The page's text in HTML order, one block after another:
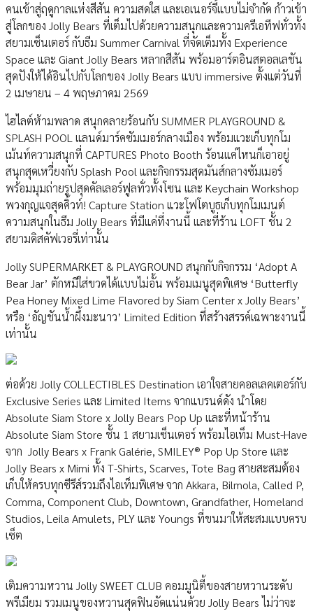
คนเข้าสู่ฤดูกาลแห่งสีสัน ความสดใส และเอเนอร์จี้แบบไม่จำกัด ก้าวเข้า
สู่โลกของ Jolly Bears ที่เต็มไปด้วยความสนุกและความครีเอทีฟทั่วทั้ง
สยามเซ็นเตอร์ กับธีม Summer Carnival ที่จัดเต็มทั้ง Experience
Space และ Giant Jolly Bears หลากสีสัน พร้อมอาร์ตอินสตอลเลชัน
สุดปังให้ได้อินไปกับโลกของ Jolly Bears แบบ immersive ตั้งแต่วันที่
2 เมษายน – 4 พฤษภาคม 2569
ไฮไลต์ห้ามพลาด สนุกคลายร้อนกับ SUMMER PLAYGROUND &
SPLASH POOL แลนด์มาร์คซัมเมอร์กลางเมือง พร้อมแวะเก็บทุกโม
เม้นท์ความสนุกที่ CAPTURES Photo Booth ร้อนแค่ไหนก็เอาอยู่
สนุกสุดเหวี่ยงกับ Splash Pool และกิจกรรมสุดมันส์กลางซัมเมอร์
พร้อมมุมถ่ายรูปสุดคัลเลอร์ฟูลทั่วทั้งโซน และ Keychain Workshop
พวงกุญแจสุดคิ้วท์! Capture Station แวะโฟโตบูธเก็บทุกโมเมนต์
ความสนุกในธีม Jolly Bears ที่มีแค่ที่งานนี้ และที่ร้าน LOFT ชั้น 2
สยามดิสคัฟเวอรี่เท่านั้น
Jolly SUPERMARKET & PLAYGROUND สนุกกับกิจกรรม ‘Adopt A
Bear Jar’ ตักหมีใส่ขวดได้แบบไม่อั้น พร้อมเมนูสุดพิเศษ ‘Butterfly
Pea Honey Mixed Lime Flavored by Siam Center x Jolly Bears’
หรือ ‘อัญชันน้ำผึ้งมะนาว’ Limited Edition ที่สร้างสรรค์เฉพาะงานนี้
เท่านั้น
ต่อด้วย Jolly COLLECTIBLES Destination เอาใจสายคอลเลคเตอร์กับ
Exclusive Series และ Limited Items จากแบรนด์ดัง นำโดย
Absolute Siam Store x Jolly Bears Pop Up และที่หน้าร้าน
Absolute Siam Store ชั้น 1 สยามเซ็นเตอร์ พร้อมไอเท็ม Must-Have
จาก Jolly Bears x Frank Galérie, SMILEY® Pop Up Store และ
Jolly Bears x Mimi ทั้ง T-Shirts, Scarves, Tote Bag สายสะสมต้อง
เก็บให้ครบทุกซีรีส์รวมถึงไอเท็มพิเศษ จาก Akkara, Bilmola, Called P,
Comma, Component Club, Downtown, Grandfather, Homeland
Studios, Leila Amulets, PLY และ Youngs ที่ขนมาให้สะสมแบบครบ
เซ็ต
เติมความหวาน Jolly SWEET CLUB คอมมูนิตี้ของสายหวานระดับ
พรีเมียม รวมเมนูของหวานสุดฟินอัดแน่นด้วย Jolly Bears ไม่ว่าจะ